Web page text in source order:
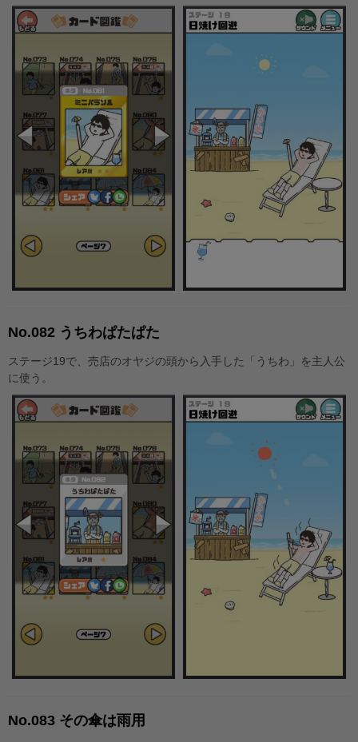
No.082 うちわぱたぱた
ステージ19で、売店のオヤジの頭から入手した「うちわ」を主人公
に使う。
No.083 その傘は雨用